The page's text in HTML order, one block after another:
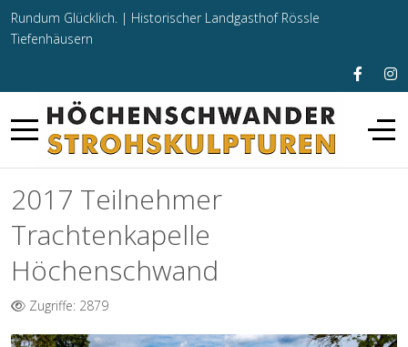
Rundum Glücklich. | Historischer Landgasthof Rössle
Tiefenhäusern
2017 Teilnehmer
Trachtenkapelle
Höchenschwand
Zugriffe: 2879